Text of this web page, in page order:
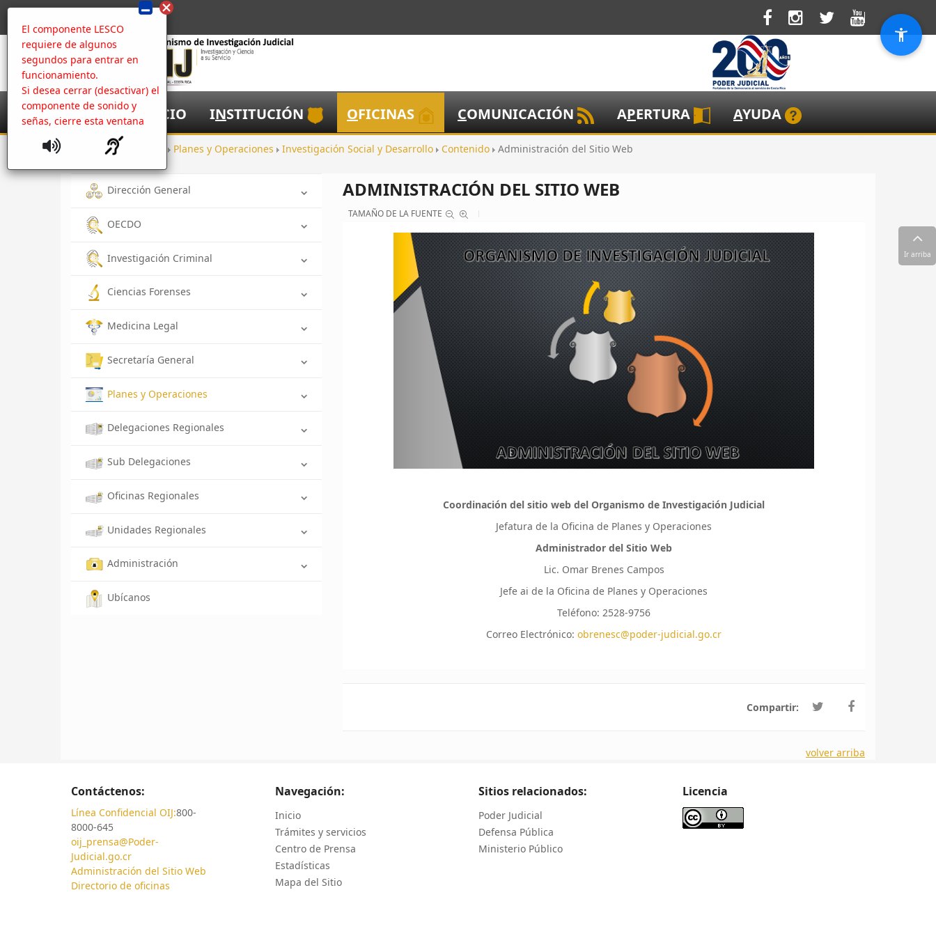
El componente LESCO
requiere de algunos
segundos para entrar en
funcionamiento.
Si desea cerrar (desactivar) el
componente de sonido y
señas, cierre esta ventana
NICIO INSTITUCIÓN OFICINAS COMUNICACIÓN APERTURA AYUDA
Inicio Planes y Operaciones Investigación Social y Desarrollo Contenido Administración del Sitio Web
Dirección General
OECDO
Investigación Criminal
Ciencias Forenses
Medicina Legal
Secretaría General
Planes y Operaciones
Delegaciones Regionales
Sub Delegaciones
Oficinas Regionales
Unidades Regionales
Administración
Ubícanos
ADMINISTRACIÓN DEL SITIO WEB
TAMAÑO DE LA FUENTE
Coordinación del sitio web del Organismo de Investigación Judicial
Jefatura de la Oficina de Planes y Operaciones
Administrador del Sitio Web
Lic. Omar Brenes Campos
Jefe ai de la Oficina de Planes y Operaciones
Teléfono: 2528-9756
Correo Electrónico: obrenesc@poder-judicial.go.cr
Compartir:
volver arriba
Contáctenos:
Línea Confidencial OIJ:800-
8000-645
oij_prensa@Poder-
Judicial.go.cr
Administración del Sitio Web
Directorio de oficinas
Navegación:
Inicio
Trámites y servicios
Centro de Prensa
Estadísticas
Mapa del Sitio
Sitios relacionados:
Poder Judicial
Defensa Pública
Ministerio Público
Licencia
Ir arriba